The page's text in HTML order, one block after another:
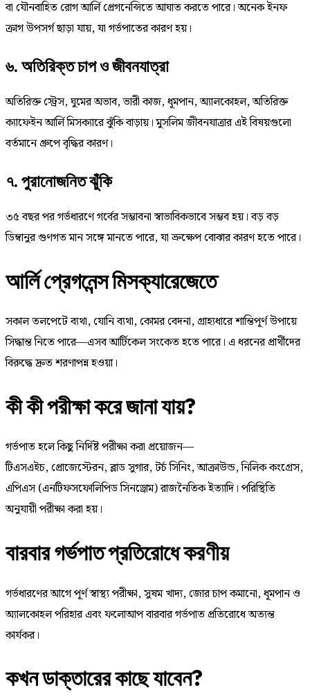
বা যৌনবাহিত রোগ আর্লি প্রেগনেন্সিতে আঘাত করতে পারে। অনেক ইনফ
ক্রাগ উপসর্গ ছাড়া যায়, যা গর্ভপাতের কারণ হয়।
৬. অতিরিক্ত চাপ ও জীবনযাত্রা
অতিরিক্ত স্ট্রেস, ঘুমের অভাব, ভারী কাজ, ধূমপান, অ্যালকোহল, অতিরিক্ত
ক্যাফেইন আর্লি মিসক্যারে ঝুঁকি বাড়ায়। মুসলিম জীবনযাত্রার এই বিষয়গুলো
বর্তমানে গ্রুপে বৃদ্ধির কারণ।
৭. পুরানোজনিত ঝুঁকি
৩৫ বছর পর গর্ভধারণে গর্বের সম্ভাবনা স্বাভাবিকভাবে সম্ভব হয়। বড় বড়
ডিম্বানুর গুণগত মান সঙ্গে মানতে পারে, যা ভ্রুক্ষেপ বোঝার কারণ হতে পারে।
আর্লি প্রেগনেন্স মিসক্যারেজেতে
সকাল তলপেটে ব্যথা, যোনি ব্যথা, কোমর বেদনা, গ্রাহ্যধারে শান্তিপূর্ণ উপায়ে
সিদ্ধান্ত নিতে পারে—এসব আর্টিকেল সংকেত হতে পারে। এ ধরনের প্রার্থীদের
বিরুদ্ধে দ্রুত শরণাপন্ন হওয়া।
কী কী পরীক্ষা করে জানা যায়?
গর্ভপাত হলে কিছু নির্দিষ্ট পরীক্ষা করা প্রয়োজন—
টিএসএইচ, প্রোজেস্টেরন, ব্লাড সুগার, টর্চ সিনিং, আক্রাউন্ড, নিলিক কংগ্রেস,
এপিএস (এনটিফসফোলিপিড সিনড্রোম) রাজনৈতিক ইত্যাদি। পরিস্থিতি
অনুযায়ী পরীক্ষা করা হয়।
বারবার গর্ভপাত প্রতিরোধে করণীয়
গর্ভধারণের আগে পূর্ণ স্বাস্থ্য পরীক্ষা, সুষম খাদ্য, জোর চাপ কমানো, ধূমপান ও
অ্যালকোহল পরিহার এবং ফলোআপ বারবার গর্ভপাত প্রতিরোধে অত্যন্ত
কার্যকর।
কখন ডাক্তারের কাছে যাবেন?